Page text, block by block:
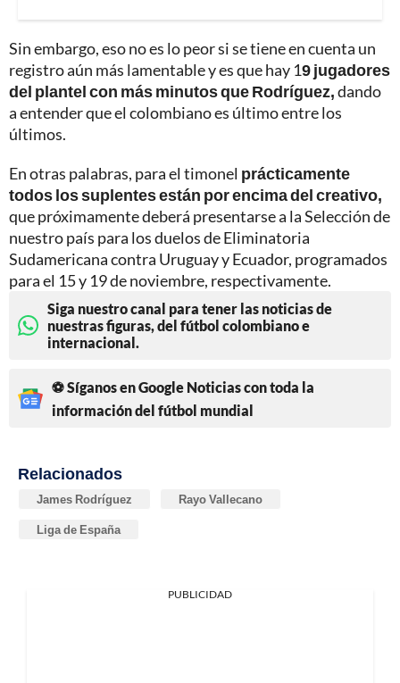
Sin embargo, eso no es lo peor si se tiene en cuenta un
registro aún más lamentable y es que hay 19 jugadores
del plantel con más minutos que Rodríguez,dando
a entender que el colombiano es último entre los
últimos.
En otras palabras, para el timonel prácticamente
todos los suplentes están por encima del creativo,
que próximamente deberá presentarse a la Selección de
nuestro país para los duelos de Eliminatoria
Sudamericana contra Uruguay y Ecuador, programados
para el 15 y 19 de noviembre, respectivamente.
Siga nuestro canal para tener las noticias de
nuestras figuras, del fútbol colombiano e
internacional.
⚽ Síganos en Google Noticias con toda la
información del fútbol mundial
Relacionados
James Rodríguez Rayo Vallecano
Liga de España
PUBLICIDAD